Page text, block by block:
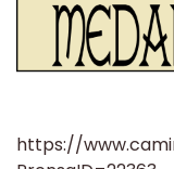
https://